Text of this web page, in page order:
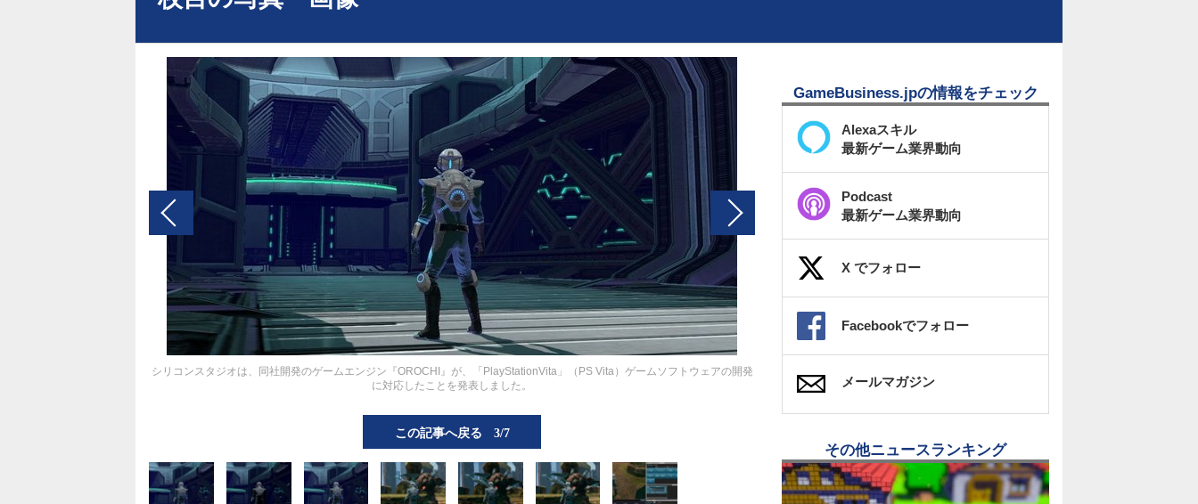
シリコンスタジオは、同社開発のゲームエンジン『OROCHI』が、「PlayStationVita」（PS Vita）ゲームソフトウェアの開発
に対応したことを発表しました。
この記事へ戻る 3/7
GameBusiness.jpの情報をチェック
Alexaスキル
最新ゲーム業界動向
Podcast
最新ゲーム業界動向
X でフォロー
Facebookでフォロー
メールマガジン
その他ニュースランキング